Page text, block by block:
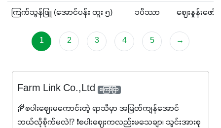
ကြက်သွန်ဖြူ (အောင်ပန်း ထူး ၅) ၁ပိဿာ ဈေးနှုန်းဖေ
1 2 3 4 5 →
Farm Link Co.,Ltd ကြော်ငြာ
🌾စပါးဈေးမကောင်းတဲ့ ရာသီမှာ အမြတ်ကျန်အောင်
ဘယ်လိုစိုက်မလဲ⁉️ ❗စပါးဈေးကလည်းမသေချာ၊ သွင်းအားစု